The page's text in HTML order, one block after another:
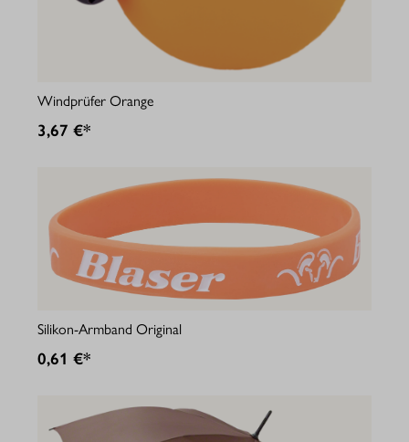
Windprüfer Orange
3,67 €*
Silikon-Armband Original
0,61 €*